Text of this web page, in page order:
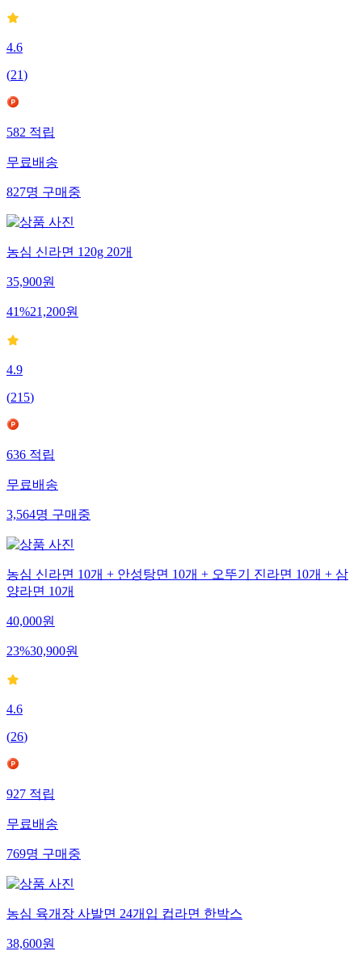
4.6
(21)
582적립
무료배송
827명구매중
농심 신라면 120g 20개
35,900원
41%21,200원
4.9
(215)
636적립
무료배송
3,564명구매중
농심 신라면 10개 + 안성탕면 10개 + 오뚜기 진라면 10개 + 삼
양라면 10개
40,000원
23%30,900원
4.6
(26)
927적립
무료배송
769명구매중
농심 육개장 사발면 24개입 컵라면 한박스
38,600원